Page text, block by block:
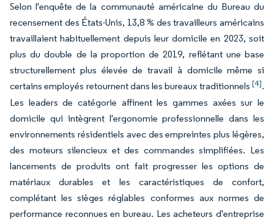
Selon l'enquête de la communauté américaine du Bureau du
recensement des États-Unis, 13,8 % des travailleurs américains
travaillaient habituellement depuis leur domicile en 2023, soit
plus du double de la proportion de 2019, reflétant une base
structurellement plus élevée de travail à domicile même si
certains employés retournent dans les bureaux traditionnels [4].
Les leaders de catégorie affinent les gammes axées sur le
domicile qui intègrent l'ergonomie professionnelle dans les
environnements résidentiels avec des empreintes plus légères,
des moteurs silencieux et des commandes simplifiées. Les
lancements de produits ont fait progresser les options de
matériaux durables et les caractéristiques de confort,
complétant les sièges réglables conformes aux normes de
performance reconnues en bureau. Les acheteurs d'entreprise